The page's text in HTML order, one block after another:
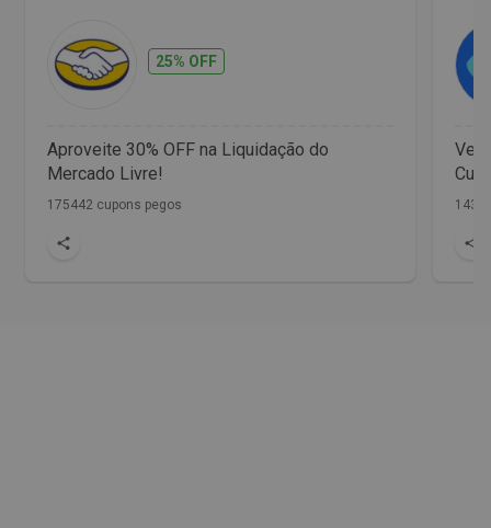
25% OFF
Aproveite 30% OFF na Liquidação do
Mercado Livre!
175442 cupons pegos
Vet
1436